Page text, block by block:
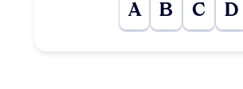
A B C D